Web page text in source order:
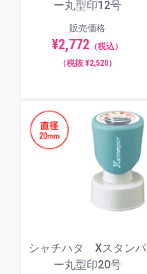
行書体
ー丸型印12号
販売価格
¥2,772 （税込）
（税抜 ¥2,520）
シャチハタ Xスタンパ
ー丸型印20号